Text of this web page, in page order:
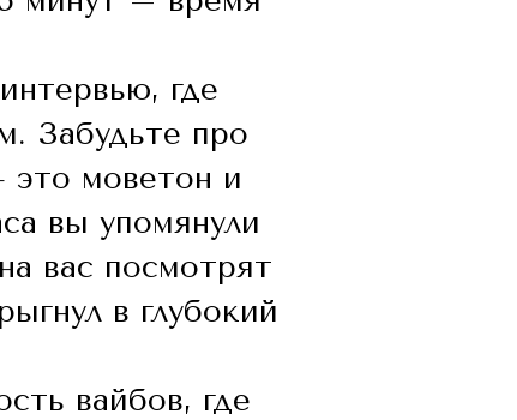
где
Забудьте про
это моветон и
вы упомянули
вас посмотрят
в глубокий
вайбов, где